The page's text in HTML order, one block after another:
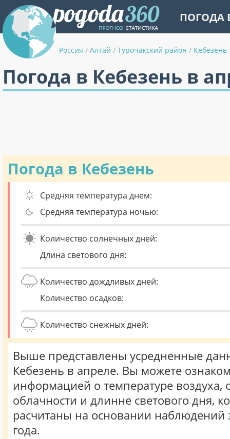
ПОГОДА
Россия / Алтай / Турочакский район / Кебезень
Погода в Кебезень в
Погода в Кебезень
Средняя температура днем:
Средняя температура ночью:
Количество солнечных дней:
Длина светового дня:
Количество дождливых дней:
Количество осадков:
Количество снежных дней:
Выше представлены усредненные
Кебезень в апреле. Вы можете
информацией о температуре воздуха,
облачности и длинне светового дня,
расчитаны на основании наблюдений
года.